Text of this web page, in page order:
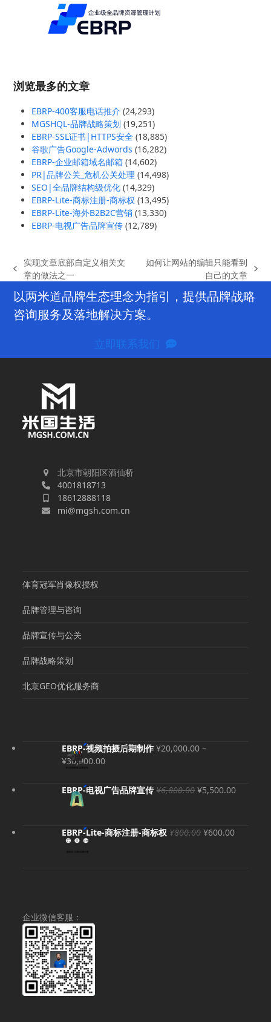
浏览最多的文章
EBRP-400客服电话推介 (24,293)
MGSHQL-品牌战略策划 (19,251)
EBRP-SSL证书|HTTPS安全 (18,885)
谷歌广告Google-Adwords (16,282)
EBRP-企业邮箱域名邮箱 (14,602)
PR|品牌公关_危机公关处理 (14,498)
SEO|全品牌结构级优化 (14,329)
EBRP-Lite-商标注册-商标权 (13,495)
EBRP-Lite-海外B2B2C营销 (13,330)
EBRP-电视广告品牌宣传 (12,789)
previous
实现文章底部自定义相关文
章的做法之一
如何让网站的编辑只能看到
自己的文章
以两米道品牌生态理念为指引，提供品牌战略
咨询服务及落地解决方案。
立即联系我们
北京市朝阳区酒仙桥
4001818713
18612888118
mi@mgsh.com.cn
体育冠军肖像权授权
品牌管理与咨询
品牌宣传与公关
品牌战略策划
北京GEO优化服务商
EBRP-视频拍摄后期制作 ¥20,000.00 –
¥30,000.00价
范
围：
¥30,000.00
EBRP-电视广告品牌宣传 ¥6,800.00 原
¥6,800.00。
¥5,500.00当
EBRP-Lite-商标注册-商标权 ¥800.00 原
¥600.00当
企业微信客服：